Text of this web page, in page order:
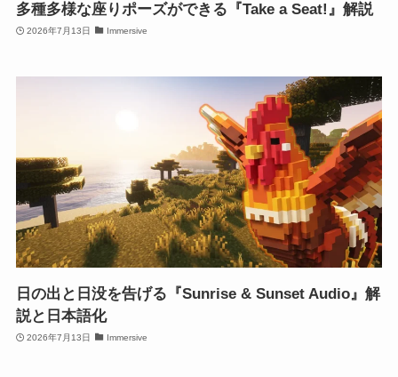
多種多様な座りポーズができる『Take a Seat!』解説
2026年7月13日 Immersive
日の出と日没を告げる『Sunrise & Sunset Audio』解
説と日本語化
2026年7月13日 Immersive